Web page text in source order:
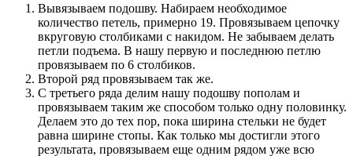
Вывязываем подошву. Набираем необходимое
количество петель, примерно 19. Провязываем цепочку
вкруговую столбиками с накидом. Не забываем делать
петли подъема. В нашу первую и последнюю петлю
провязываем по 6 столбиков.
Второй ряд провязываем так же.
С третьего ряда делим нашу подошву пополам и
провязываем таким же способом только одну половинку.
Делаем это до тех пор, пока ширина стельки не будет
равна ширине стопы. Как только мы достигли этого
результата, провязываем еще одним рядом уже всю